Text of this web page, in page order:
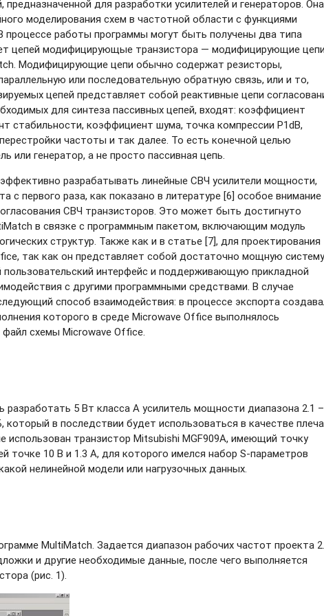
для разработки усилителей и генераторов. Она
моделирования схем в частотной области с функциями
процессе работы программы могут быть получены два типа
цепей модифицирующые транзистора — модифицирующие
Модифицирующие цепи обычно содержат резисторы,
или последовательную обратную связь, или и то,
цепей представляет собой реактивные цепи
для синтеза пассивных цепей, входят: коэффициент
стабильности, коэффициент шума, точка компрессии P1dB,
частоты и так далее. То есть конечной целью
или генератор, а не просто пассивная цепь.
разрабатывать линейные СВЧ усилители мощности,
с первого раза, как показано в литературе [6] особое внимание
СВЧ транзисторов. Это может быть достигнуто
в связке с программным пакетом, включающим модуль
структур. Также как и в статье [7], для проектирования
так как он представляет собой достаточно мощную систему
интерфейс и поддерживающую прикладной
с другими программными средствами. В случае
способ взаимодействия: в процессе экспорта
которого в среде Microwave Office выполнялось
схемы Microwave Office.
5 Вт класса А усилитель мощности диапазона 2.1
в последствии будет использоваться в качестве плеча
использован транзистор Mitsubishi MGF909A, имеющий точку
точке 10 В и 1.3 А, для которого имелся набор S-параметров
нелинейной модели или нагрузочных данных.
MultiMatch. Задается диапазон рабочих частот проекта
и другие необходимые данные, после чего выполняется
(рис. 1).